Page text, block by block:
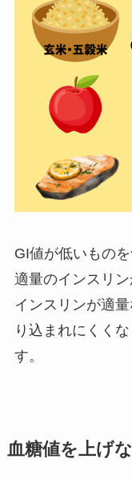
GI値が低いもの
適量のインスリン
インスリンが適
り込まれにくくな
す。
血糖値を上げ